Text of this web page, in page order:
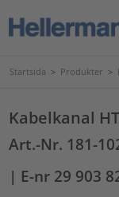
Startsida > Produkter >
Kabelkanal
Art.-Nr. 181-
| E-nr 29 903